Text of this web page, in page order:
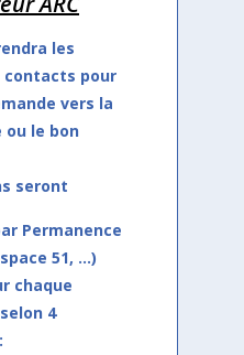
les
pour
vers la
ou le bon
seront
Permanence
51, …)
chaque
4